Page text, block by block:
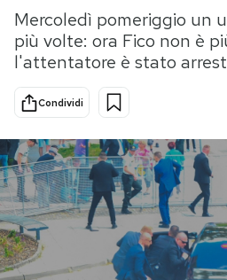
Tecnologia
Internet
Scienza
Cultura
Economia
Sport
PODCAST
Mercoledì pomeriggio un
più volte: ora Fico non è
l'attentatore è stato
Condividi